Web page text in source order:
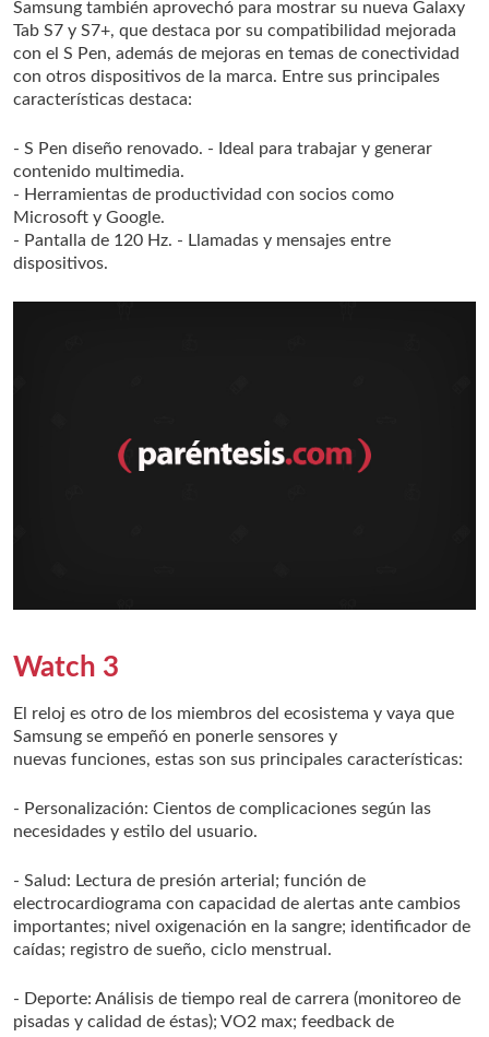
Samsung también aprovechó para mostrar su nueva Galaxy
Tab S7 y S7+, que destaca por su compatibilidad mejorada
con el S Pen, además de mejoras en temas de conectividad
con otros dispositivos de la marca. Entre sus principales
características destaca:
- S Pen diseño renovado. - Ideal para trabajar y generar
contenido multimedia.
- Herramientas de productividad con socios como
Microsoft y Google.
- Pantalla de 120 Hz. - Llamadas y mensajes entre
dispositivos.
Watch 3
El reloj es otro de los miembros del ecosistema y vaya que
Samsung se empeñó en ponerle sensores y
nuevas funciones, estas son sus principales características:
- Personalización: Cientos de complicaciones según las
necesidades y estilo del usuario.
- Salud: Lectura de presión arterial; función de
electrocardiograma con capacidad de alertas ante cambios
importantes; nivel oxigenación en la sangre; identificador de
caídas; registro de sueño, ciclo menstrual.
- Deporte: Análisis de tiempo real de carrera (monitoreo de
pisadas y calidad de éstas); VO2 max; feedback de